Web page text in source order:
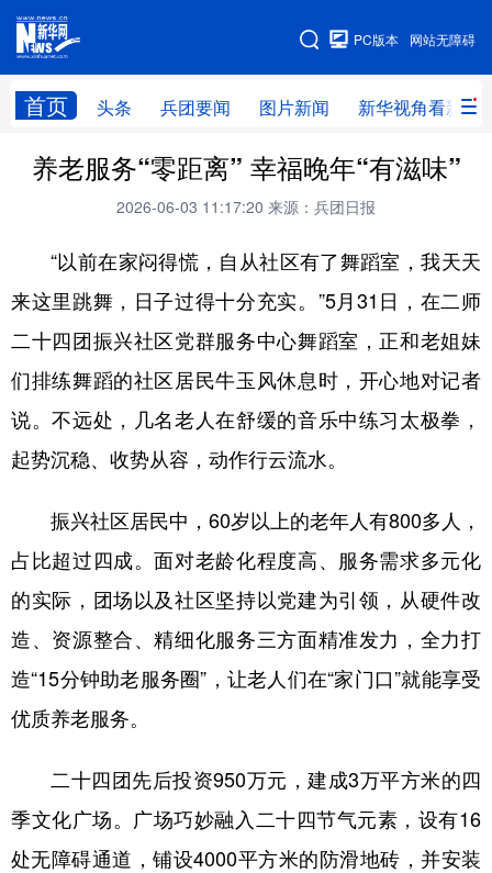
网站无障碍
PC版本
首页 头条 兵团要闻 图片新闻 新华视角看新疆
网站地图
头条 兵团要闻 图片新闻 新华视角看新疆
地方频道
北京 天津 河北 山西
辽宁 吉林 上海 江苏
浙江 安徽 福建 江西
广东 广西 海南 重庆
四川 贵州 云南 西藏
新疆 内蒙古 黑龙江
Русский язык 日本語 한국어
养老服务“零距离” 幸福晚年“有滋味”
2026-06-03 11:17:20 来源：兵团日报
“以前在家闷得慌，自从社区有了舞蹈室，我天天
来这里跳舞，日子过得十分充实。”5月31日，在二师
二十四团振兴社区党群服务中心舞蹈室，正和老姐妹
们排练舞蹈的社区居民牛玉风休息时，开心地对记者
说。不远处，几名老人在舒缓的音乐中练习太极拳，
起势沉稳、收势从容，动作行云流水。
振兴社区居民中，60岁以上的老年人有800多人，
占比超过四成。面对老龄化程度高、服务需求多元化
的实际，团场以及社区坚持以党建为引领，从硬件改
造、资源整合、精细化服务三方面精准发力，全力打
造“15分钟助老服务圈”，让老人们在“家门口”就能享受
优质养老服务。
二十四团先后投资950万元，建成3万平方米的四
季文化广场。广场巧妙融入二十四节气元素，设有16
处无障碍通道，铺设4000平方米的防滑地砖，并安装